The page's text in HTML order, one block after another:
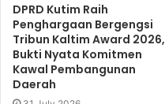
DPRD Kutim Raih
Penghargaan Bergengsi
Tribun Kaltim Award 2026,
Bukti Nyata Komitmen
Kawal Pembangunan
Daerah